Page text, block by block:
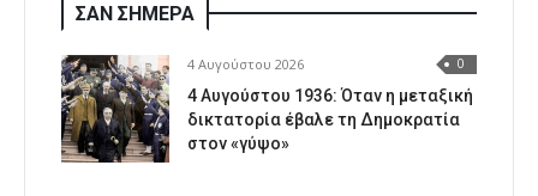
ΣΑΝ ΣΗΜΕΡΑ
4 Αυγούστου 2026 0
4 Αυγούστου 1936: Όταν η μεταξική
δικτατορία έβαλε τη Δημοκρατία
στον «γύψο»